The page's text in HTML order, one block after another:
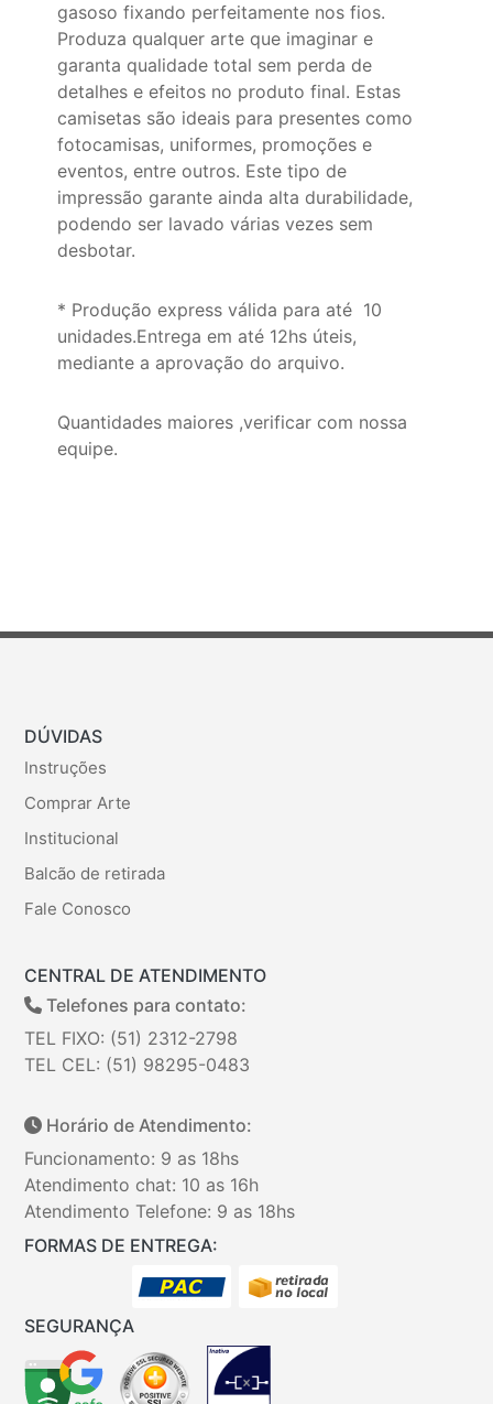
gasoso fixando perfeitamente nos fios.
Produza qualquer arte que imaginar e
garanta qualidade total sem perda de
detalhes e efeitos no produto final. Estas
camisetas são ideais para presentes como
fotocamisas, uniformes, promoções e
eventos, entre outros. Este tipo de
impressão garante ainda alta durabilidade,
podendo ser lavado várias vezes sem
desbotar.
* Produção express válida para até 10
unidades.Entrega em até 12hs úteis,
mediante a aprovação do arquivo.
Quantidades maiores ,verificar com nossa
equipe.
DÚVIDAS
Instruções
Comprar Arte
Institucional
Balcão de retirada
Fale Conosco
CENTRAL DE ATENDIMENTO
Telefones para contato:
TEL FIXO: (51) 2312-2798
TEL CEL: (51) 98295-0483
Horário de Atendimento:
Funcionamento: 9 as 18hs
Atendimento chat: 10 as 16h
Atendimento Telefone: 9 as 18hs
FORMAS DE ENTREGA:
SEGURANÇA